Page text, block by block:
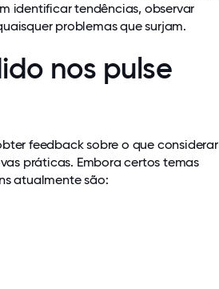
identificar tendências, observar
problemas que surjam.
nos pulse
feedback sobre o que considerar
práticas. Embora certos temas
atualmente são: